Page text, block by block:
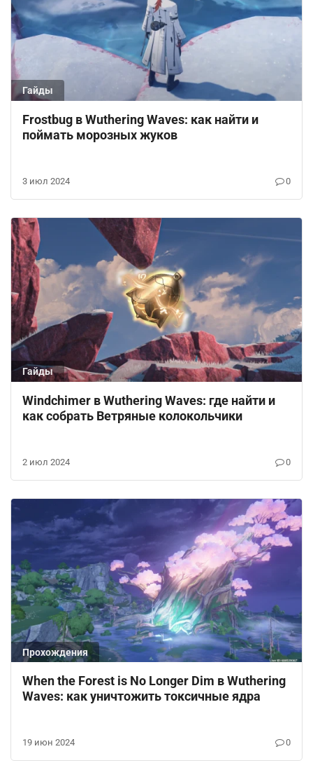
Гайды
Frostbug в Wuthering Waves: как найти и
поймать морозных жуков
3 июл 2024 0
Гайды
Windchimer в Wuthering Waves: где найти и
как собрать Ветряные колокольчики
2 июл 2024 0
Прохождения
When the Forest is No Longer Dim в Wuthering
Waves: как уничтожить токсичные ядра
19 июн 2024 0